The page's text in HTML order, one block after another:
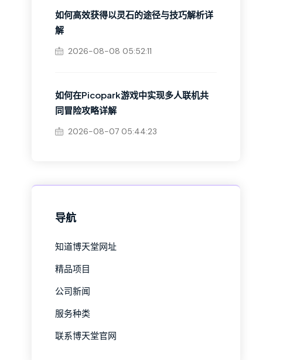
如何高效获得以灵石的途径与技巧解析详
解
2026-08-08 05:52:11
如何在Picopark游戏中实现多人联机共
同冒险攻略详解
2026-08-07 05:44:23
导航
知道博天堂网址
精品项目
公司新闻
服务种类
联系博天堂官网